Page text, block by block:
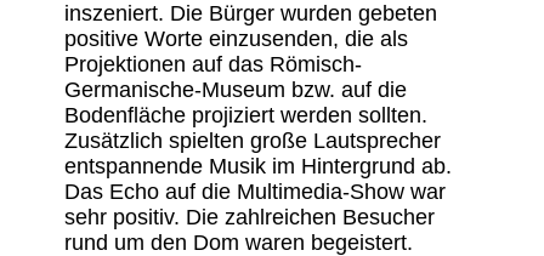
inszeniert. Die Bürger wurden gebeten
positive Worte einzusenden, die als
Projektionen auf das Römisch-
Germanische-Museum bzw. auf die
Bodenfläche projiziert werden sollten.
Zusätzlich spielten große Lautsprecher
entspannende Musik im Hintergrund ab.
Das Echo auf die Multimedia-Show war
sehr positiv. Die zahlreichen Besucher
rund um den Dom waren begeistert.